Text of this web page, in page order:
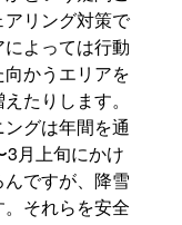
リング対策で
よっては行動
かうエリアを
たりします。
グは年間を通
3月上旬にかけ
ですが、降雪
それらを安全